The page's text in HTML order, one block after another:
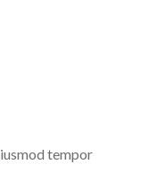
tempor